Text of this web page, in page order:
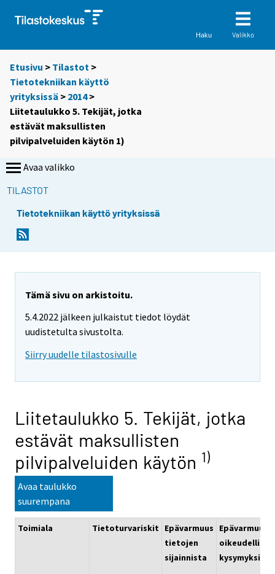
Haku Valikko
Etusivu > Tilastot >
Tietotekniikan käyttö
yrityksissä > 2014>
Liitetaulukko 5. Tekijät, jotka
estävät maksullisten
pilvipalveluiden käytön 1)
Avaa valikko
TILASTOT
Tietotekniikan käyttö yrityksissä
Tämä sivu on arkistoitu.
5.4.2022 jälkeen julkaistut tiedot löydät
uudistetulta sivustolta.
Siirry uudelle tilastosivulle
Liitetaulukko 5. Tekijät, jotka
estävät maksullisten
pilvipalveluiden käytön 1)
Avaa taulukko
suurempana
Toimiala Tietoturvariskit
Epävarmuus
tietojen
sijainnista
Epävarmuus
kysymyksissä